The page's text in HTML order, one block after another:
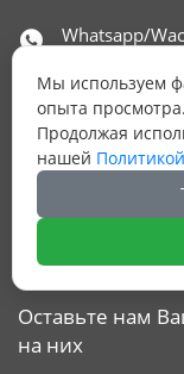
 Whatsapp/
 Skype：

Адрес: офис
РАЙОН
Оставьте нам
на них
Мы используем
опыта просмотра.
Продолжая
нашей